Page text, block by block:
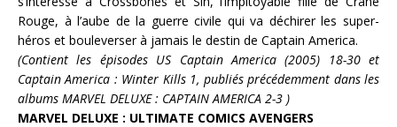
Rouge, à l’aube de la guerre civile qui va déchirer les super-
héros et bouleverser à jamais le destin de Captain America.
(Contient les épisodes US Captain America (2005) 18-30 et
Captain America : Winter Kills 1, publiés précédemment dans les
albums MARVEL DELUXE : CAPTAIN AMERICA 2-3 )
MARVEL DELUXE : ULTIMATE COMICS AVENGERS